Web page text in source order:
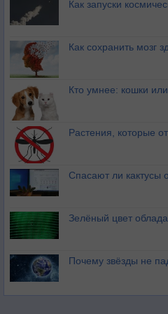
Как запуски
Как сохранить мозг
Кто умнее: кошки
Растения, которые
Спасают ли кактусы
Зелёный цвет
Почему звёзды не